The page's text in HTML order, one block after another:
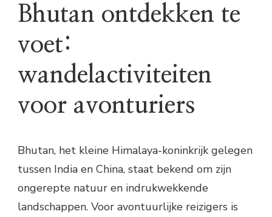
Bhutan ontdekken te
voet:
wandelactiviteiten
voor avonturiers
Bhutan, het kleine Himalaya-koninkrijk gelegen
tussen India en China, staat bekend om zijn
ongerepte natuur en indrukwekkende
landschappen. Voor avontuurlijke reizigers is